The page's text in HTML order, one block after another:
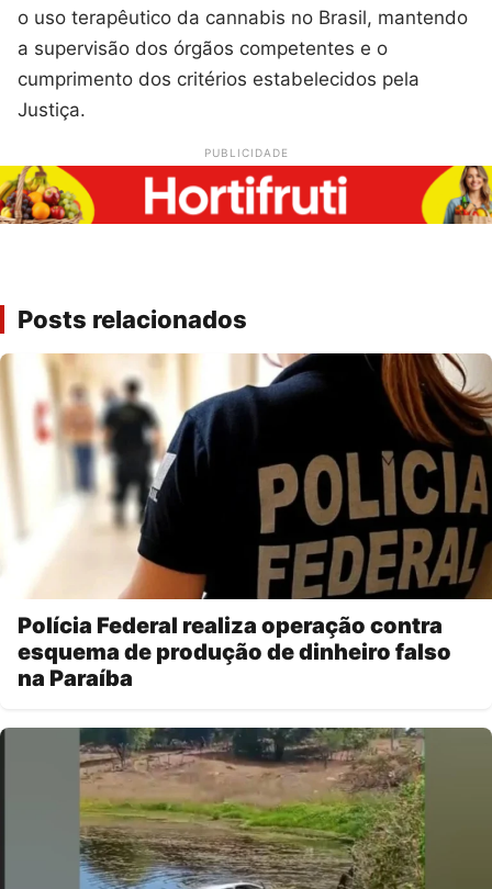
o uso terapêutico da cannabis no Brasil, mantendo
a supervisão dos órgãos competentes e o
cumprimento dos critérios estabelecidos pela
Justiça.
PUBLICIDADE
Posts relacionados
Polícia Federal realiza operação contra
esquema de produção de dinheiro falso
na Paraíba